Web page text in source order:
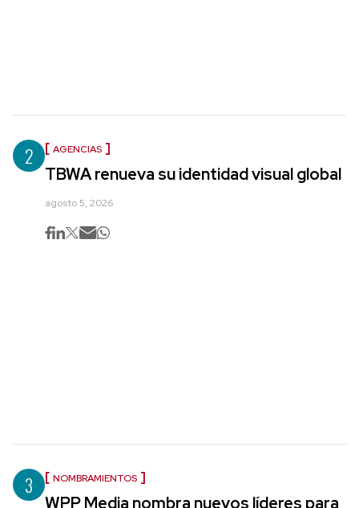
2 AGENCIAS
TBWA renueva su identidad visual global
agosto 5, 2026
3 NOMBRAMIENTOS
WPP Media nombra nuevos líderes para